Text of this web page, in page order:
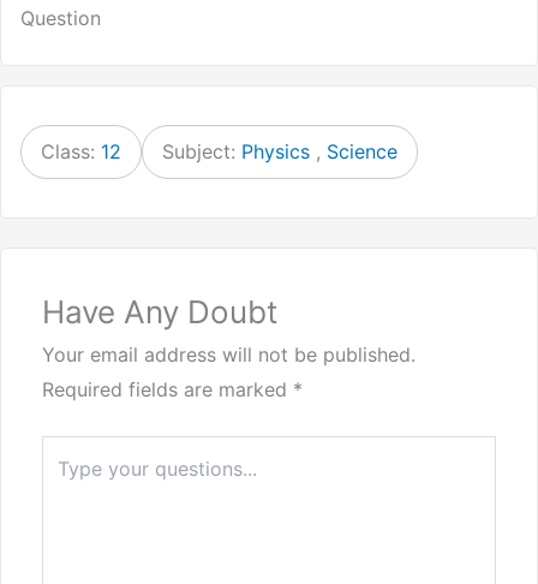
Question
Class: 12 Subject: Physics , Science
Have Any Doubt
Your email address will not be published.
Required fields are marked *
here..